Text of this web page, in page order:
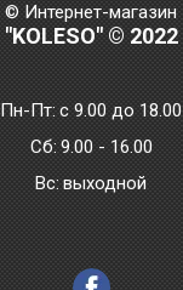
© Интернет-магазин
"KOLESO" © 2022
Пн-Пт:с 9.00 до 18.00
Сб: 9.00 - 16.00
Bc: выходной